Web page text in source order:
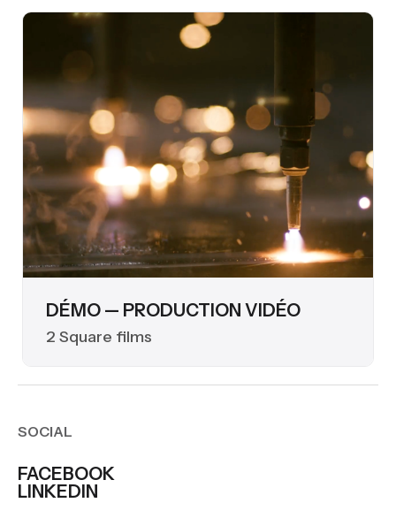
DÉMO — PRODUCTION VIDÉO
2 Square films
SOCIAL
FACEBOOK
LINKEDIN